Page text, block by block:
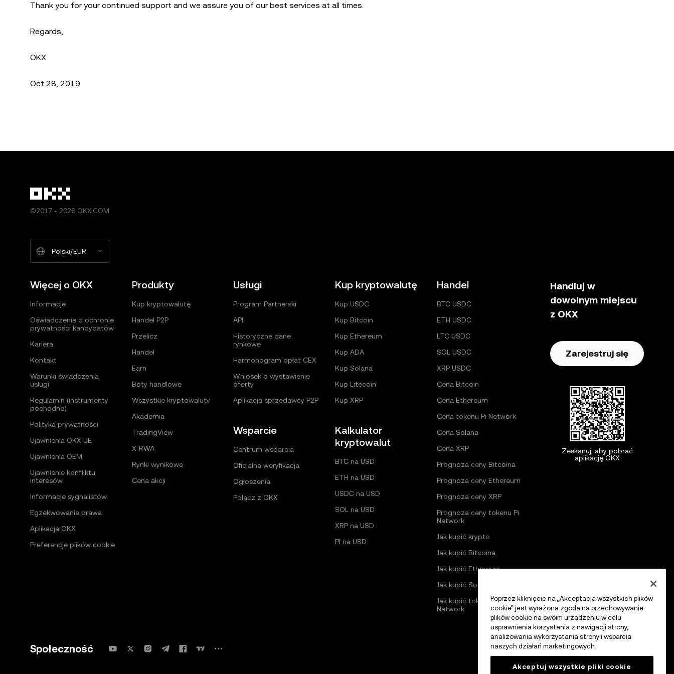
Thank you for your continued support and we assure you of our best services at all times.
Regards,
OKX
Oct 28, 2019
©2017 - 2026 OKX.COM
Polski/EUR
Więcej o OKX
Informacje
Oświadczenie o ochronie
prywatności kandydatów
Kariera
Kontakt
Warunki świadczenia
usługi
Regulamin (instrumenty
pochodne)
Polityka prywatności
Ujawnienia OKX UE
Ujawnienia OEM
Ujawnienie konfliktu
interesów
Informacje sygnalistów
Egzekwowanie prawa
Aplikacja OKX
Preferencje plików cookie
Produkty
Kup kryptowalutę
Handel P2P
Przelicz
Handel
Earn
Boty handlowe
Wszystkie kryptowaluty
Akademia
TradingView
X-RWA
Rynki wynikowe
Cena akcji
Usługi
Program Partnerski
API
Historyczne dane
rynkowe
Harmonogram opłat CEX
Wniosek o wystawienie
oferty
Aplikacja sprzedawcy P2P
Wsparcie
Centrum wsparcia
Oficjalna weryfikacja
Ogłoszenia
Połącz z OKX
Kup kryptowalutę
Kup USDC
Kup Bitcoin
Kup Ethereum
Kup ADA
Kup Solana
Kup Litecoin
Kup XRP
Kalkulator
kryptowalut
BTC na USD
ETH na USD
USDC na USD
SOL na USD
XRP na USD
PI na USD
Handel
BTC USDC
ETH USDC
LTC USDC
SOL USDC
XRP USDC
Cena Bitcoin
Cena Ethereum
Cena tokenu Pi Network
Cena Solana
Cena XRP
Prognoza ceny Bitcoina
Prognoza ceny Ethereum
Prognoza ceny XRP
Prognoza ceny tokenu Pi
Network
Jak kupić krypto
Jak kupić Bitcoina
Jak kupić Ethereum
Jak kupić Solanę
Jak kupić token Pi
Network
Handluj w
dowolnym miejscu
z OKX
Zarejestruj się
Zeskanuj, aby pobrać
aplikację OKX
Społeczność
Poprzez kliknięcie na „Akceptacja wszystkich plików
cookie” jest wyrażona zgoda na przechowywanie
plików cookie na swoim urządzeniu w celu
usprawnienia korzystania z nawigacji strony,
analizowania wykorzystania strony i wsparcia
naszych działań marketingowych.
Akceptuj wszystkie pliki cookie